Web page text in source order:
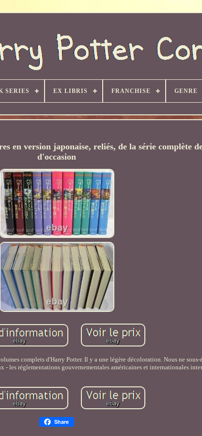
SERIES EX LIBRIS FRANCHISE GENRE
en version japonaise, reliés, de la série complète
d'occasion
complets d'Harry Potter. Il y a une légère décoloration. Nous ne
- les réglementations gouvernementales américaines et internationales
Share